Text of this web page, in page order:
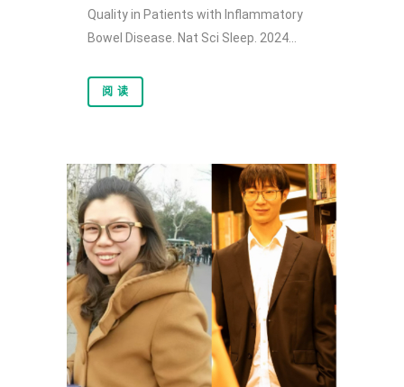
Quality in Patients with Inflammatory
Bowel Disease. Nat Sci Sleep. 2024...
阅 读